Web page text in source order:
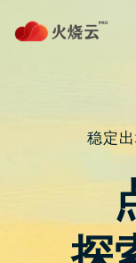
to 2023最新
传任
产中